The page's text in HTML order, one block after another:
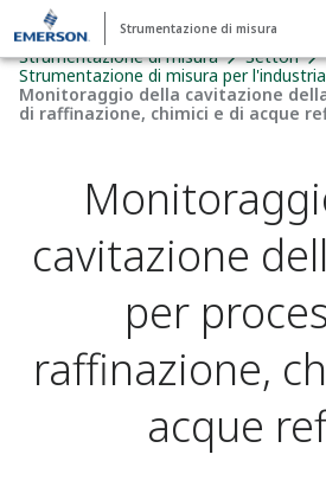
Strumentazione di misura
Strumentazione di misura
Settori
Strumentazione di misura per
Monitoraggio della cavitazione
di raffinazione, chimici e di acque
cavitazione
per
raffinazione,
acque